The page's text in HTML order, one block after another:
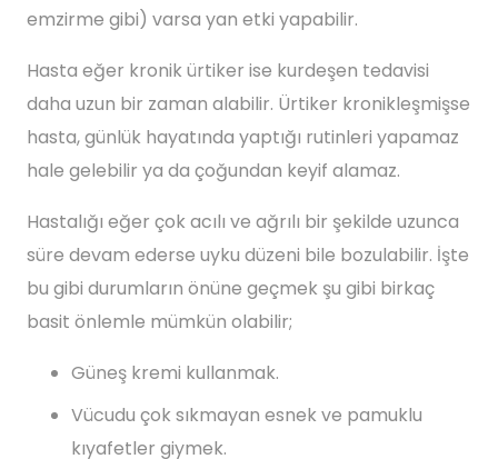
emzirme gibi) varsa yan etki yapabilir.
Hasta eğer kronik ürtiker ise kurdeşen tedavisi
daha uzun bir zaman alabilir. Ürtiker kronikleşmişse
hasta, günlük hayatında yaptığı rutinleri yapamaz
hale gelebilir ya da çoğundan keyif alamaz.
Hastalığı eğer çok acılı ve ağrılı bir şekilde uzunca
süre devam ederse uyku düzeni bile bozulabilir. İşte
bu gibi durumların önüne geçmek şu gibi birkaç
basit önlemle mümkün olabilir;
Güneş kremi kullanmak.
Vücudu çok sıkmayan esnek ve pamuklu
kıyafetler giymek.